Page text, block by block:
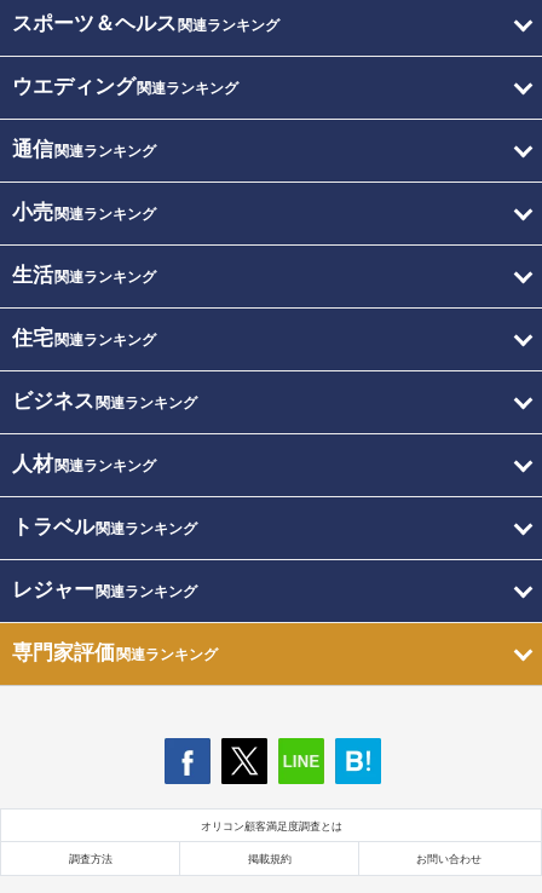
スポーツ＆ヘルス 関連ランキング
ウエディング関連ランキング
通信関連ランキング
小売関連ランキング
生活関連ランキング
住宅関連ランキング
ビジネス 関連ランキング
人材関連ランキング
トラベル関連ランキング
レジャー関連ランキング
専門家評価関連ランキング
オリコン顧客満足度調査とは
調査方法 掲載規約 お問い合わせ